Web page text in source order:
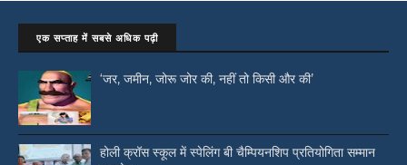
एक सप्ताह में सबसे अधिक पढ़ी
‘जर, जमीन, जोरू जोर की, नहीं तो किसी और की’
होली क्रॉस स्कूल में स्पेलिंग बी चैम्पियनशिप प्रतियोगिता सम्मान